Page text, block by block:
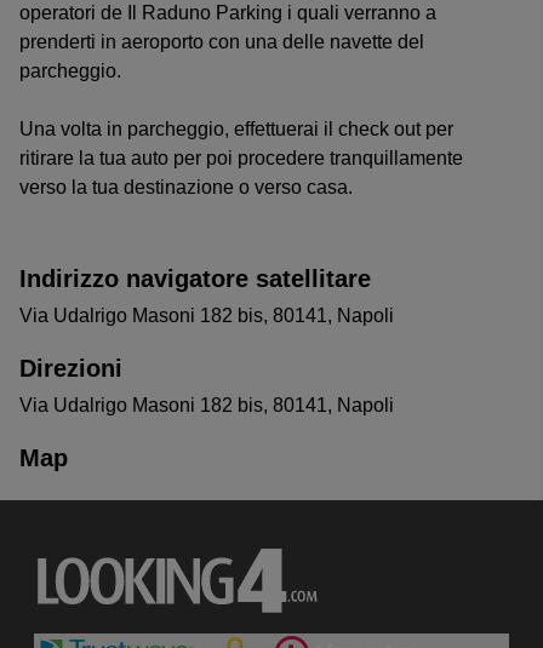
operatori de Il Raduno Parking i quali verranno a
prenderti in aeroporto con una delle navette del
parcheggio.
Una volta in parcheggio, effettuerai il check out per
ritirare la tua auto per poi procedere tranquillamente
verso la tua destinazione o verso casa.
Indirizzo navigatore satellitare
Via Udalrigo Masoni 182 bis, 80141, Napoli
Direzioni
Via Udalrigo Masoni 182 bis, 80141, Napoli
Map